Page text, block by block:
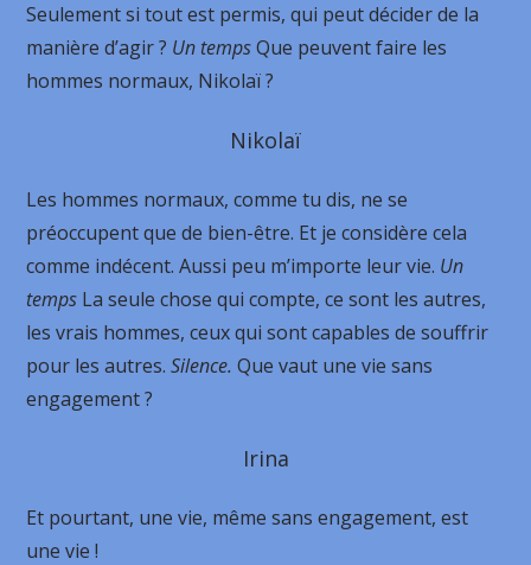
Seulement si tout est permis, qui peut décider de la
manière d’agir ? Un tempsQue peuvent faire les
hommes normaux, Nikolaï ?
Nikolaï
Les hommes normaux, comme tu dis, ne se
préoccupent que de bien-être. Et je considère cela
comme indécent. Aussi peu m’importe leur vie. Un
temps La seule chose qui compte, ce sont les autres,
les vrais hommes, ceux qui sont capables de souffrir
pour les autres.Silence. Que vaut une vie sans
engagement ?
Irina
Et pourtant, une vie, même sans engagement, est
une vie !